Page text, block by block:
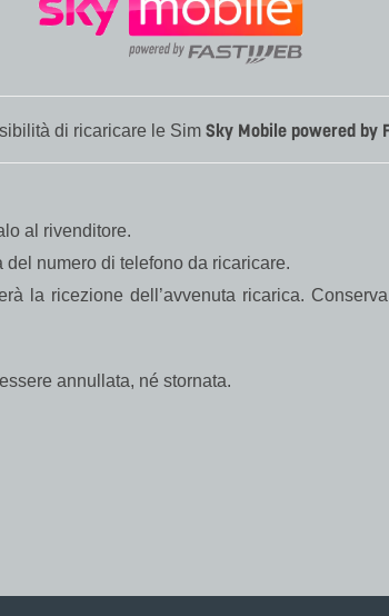
di ricaricare le Sim Sky Mobile powered by
al rivenditore.
numero di telefono da ricaricare.
la ricezione dell’avvenuta ricarica.
annullata, né stornata.